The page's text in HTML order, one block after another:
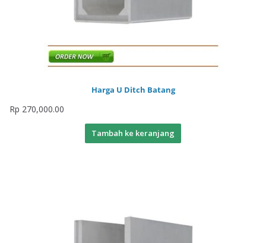
Harga U Ditch Batang
Rp 270,000.00
Tambah ke keranjang